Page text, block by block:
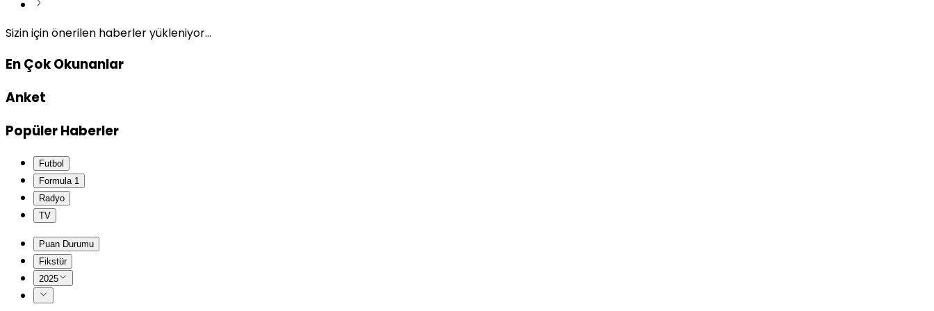
Sizin için önerilen haberler yükleniyor...
En Çok Okunanlar
Anket
Popüler Haberler
Futbol
Formula 1
Radyo
TV
Puan Durumu
Fikstür
2025